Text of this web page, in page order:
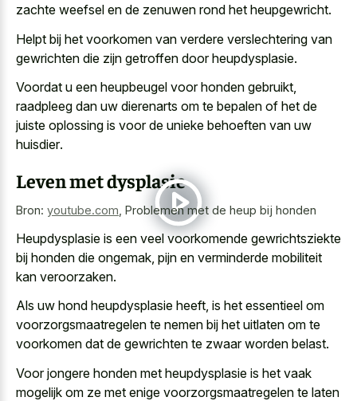
zachte weefsel en de zenuwen rond het heupgewricht.
Helpt bij het voorkomen van verdere verslechtering van
gewrichten die zijn getroffen door heupdysplasie.
Voordat u een heupbeugel voor honden gebruikt,
raadpleeg dan uw dierenarts om te bepalen of het de
juiste oplossing is voor de unieke behoeften van uw
huisdier.
Leven met dysplasie
Bron: youtube.com Problemen met de heup bij honden
Heupdysplasie is een veel voorkomende gewrichtsziekte
bij honden die ongemak, pijn en verminderde mobiliteit
kan veroorzaken.
Als uw hond heupdysplasie heeft, is het essentieel om
voorzorgsmaatregelen te nemen bij het uitlaten om te
voorkomen dat de gewrichten te zwaar worden belast.
Voor jongere honden met heupdysplasie is het vaak
mogelijk om ze met enige voorzorgsmaatregelen te laten